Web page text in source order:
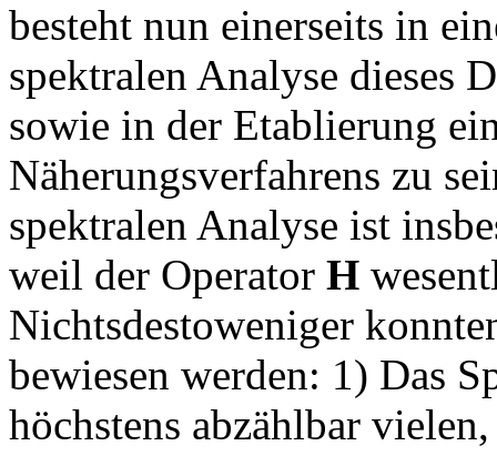
besteht nun einerseits in
spektralen Analyse dieses
sowie in der Etablierung
Näherungsverfahrens zu
spektralen Analyse ist
weil der Operator H
Nichtsdestoweniger
bewiesen werden: 1) Das
höchstens abzählbar